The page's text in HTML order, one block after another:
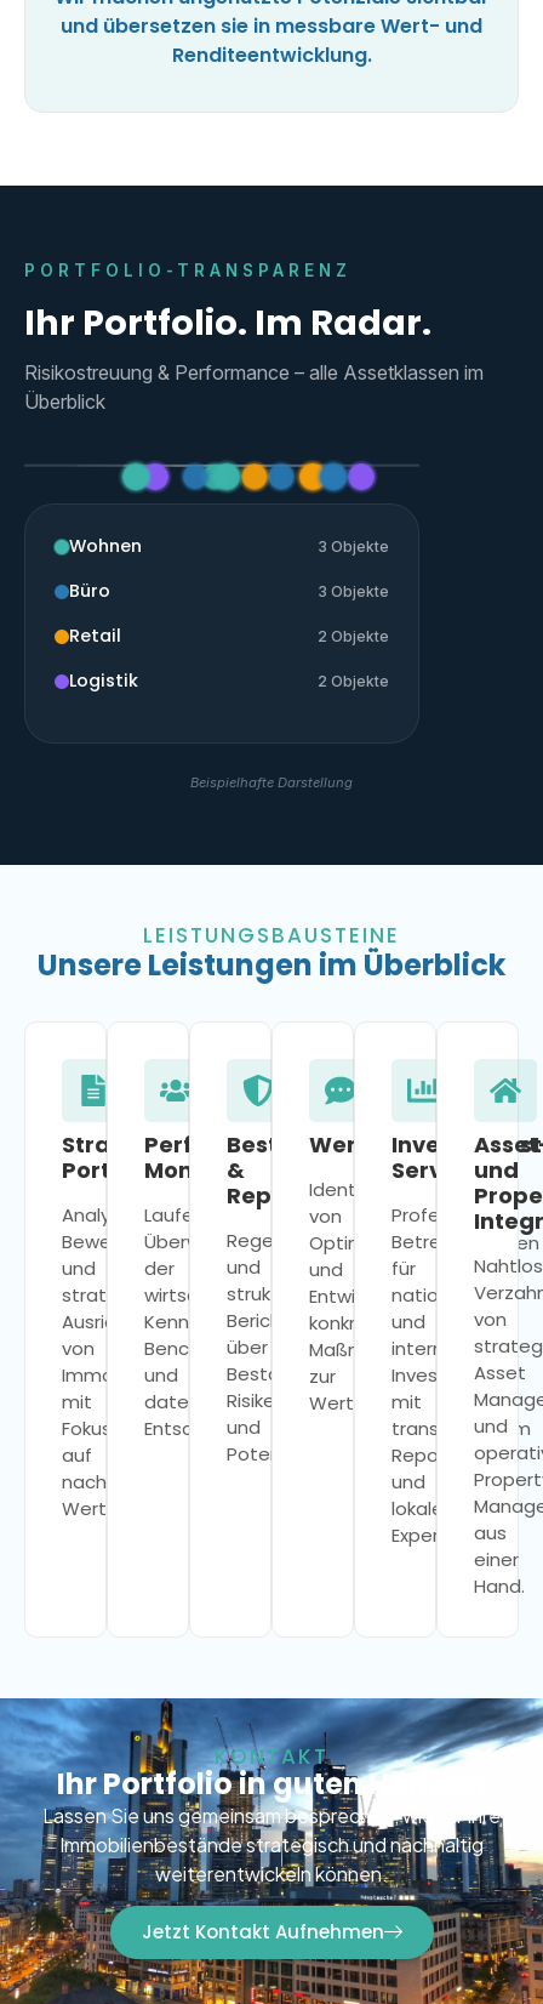
und übersetzen sie in messbare Wert- und
Renditeentwicklung.
PORTFOLIO-TRANSPARENZ
Ihr Portfolio. Im Radar.
Risikostreuung & Performance – alle Assetklassen im
Überblick
Wohnen 3 Objekte
Büro 3 Objekte
Retail 2 Objekte
Logistik 2 Objekte
Beispielhafte Darstellung
LEISTUNGSBAUSTEINE
Unsere Leistungen im Überblick
Strategische
Portfoliosteuerung
Analyse,
Bewertung
und
strategische
Ausrichtung
von
Immobilienbeständen
mit
Fokus
auf
nachhaltige
Wertentwicklung.
Performance-
Monitoring
Laufende
Überwachung
der
wirtschaftlichen
Kennzahlen,
Benchmarking
und
datenbasierte
Entscheidungsgrundlagen.
Bestandsanalyse
&
Reporting
Regelmäßige
und
strukturierte
Berichterstattung
über
Bestandsentwicklung,
Risiken
und
Potenziale.
Identifikation
von
Optimierungspotenzialen
und
Entwicklung
konkreter
Maßnahmenpläne
zur
Wertsteigerung.
Investor
Services
Professionelle
Betreuung
für
nationale
und
internationale
Investoren
mit
transparentem
Reporting
und
lokaler
Expertise.
und
von
Asset
und
aus
einer
Hand.
KONTAKT
Ihr Portfolio in guten Händen
Lassen Sie uns gemeinsam besprechen, wie wir Ihre
Immobilienbestände strategisch und nachhaltig
weiterentwickeln können.
Jetzt Kontakt Aufnehmen